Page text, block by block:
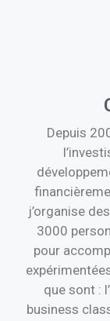
Depuis
j’organise
3000
pour
que sont :
business